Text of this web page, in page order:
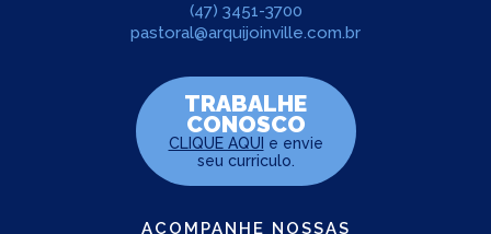
(47) 3451-3700
pastoral@arquijoinville.com.br
TRABALHE
CONOSCO
CLIQUE AQUI e envie
seu curriculo.
ACOMPANHE NOSSAS